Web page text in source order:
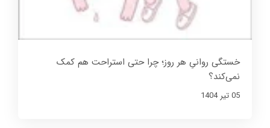
خستگی روانیِ هر روز؛ چرا حتی استراحت هم کمک
نمی‌کند؟
05 تير 1404